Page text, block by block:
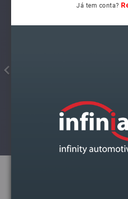
Já tem conta?
Visualizar